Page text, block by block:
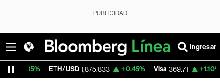
PUBLICIDAD
Ingresar
1,875.833 +0.45% Visa 369.71 +1.10% MercadoLibre